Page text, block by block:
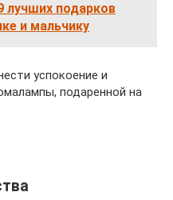
лучших подарков
и мальчику
успокоение и
подаренной на